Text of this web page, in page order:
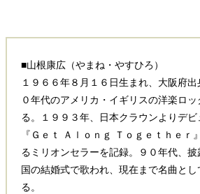
■山根康広（やまね・やすひろ）
１９６６年８月１６日生まれ、大阪府
０年代のアメリカ・イギリスの洋楽ロ
る。１９９３年、日本クラウンよりデビ
『Ｇｅｔ Ａｌｏｎｇ Ｔｏｇｅｔｈｅｒ
るミリオンセラーを記録。９０年代、
国の結婚式で歌われ、現在まで名曲と
る。